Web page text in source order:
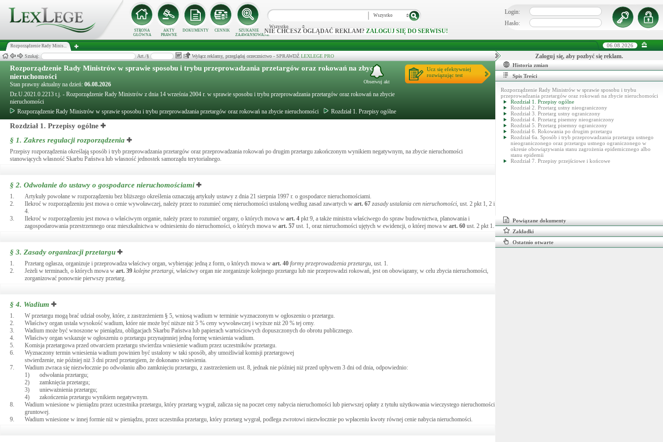
STRONA
GŁÓWNA
AKTY
PRAWNE
DOKUMENTY CENNIK
SZUKANIE
ZAAWANSOWANE
Wszystko
Wszystko
NIE CHCESZ OGLĄDAĆ REKLAM? ZALOGUJ SIĘ DO SERWISU!
Login:
Hasło:
Rozporządzenie Rady Minis... 06.08.2026
Szukaj: Art./§ Wyłącz reklamy, przeglądaj orzecznictwo - SPRAWDŹ LEXLEGE PRO
Rozporządzenie Rady Ministrów w sprawie sposobu i trybu przeprowadzania przetargów oraz rokowań na zbycie
nieruchomości
Stan prawny aktualny na dzień: 06.08.2026
Dz.U.2021.0.2213 t.j. - Rozporządzenie Rady Ministrów z dnia 14 września 2004 r. w sprawie sposobu i trybu przeprowadzania przetargów oraz rokowań na zbycie
nieruchomości
Rozporządzenie Rady Ministrów w sprawie sposobu i trybu przeprowadzania przetargów oraz rokowań na zbycie nieruchomości
Rozdział 1. Przepisy ogólne
Ucz się efektywniej
rozwiązując test
Obserwuj akt
Rozdział 1. Przepisy ogólne
§ 1. Zakres regulacji rozporządzenia
Przepisy rozporządzenia określają sposób i tryb przeprowadzania przetargów oraz przeprowadzania rokowań po drugim przetargu zakończonym wynikiem negatywnym, na zbycie nieruchomości
stanowiących własność Skarbu Państwa lub własność jednostek samorządu terytorialnego.
§ 2. Odwołanie do ustawy o gospodarce nieruchomościami
1.
Artykuły powołane w rozporządzeniu bez bliższego określenia oznaczają artykuły ustawy z dnia 21 sierpnia 1997 r. o gospodarce nieruchomościami.
2.
Ilekroć w rozporządzeniu jest mowa o cenie wywoławczej, należy przez to rozumieć cenę nieruchomości ustaloną według zasad zawartych w art. 67 zasady ustalania cen nieruchomości, ust. 2 pkt 1, 2 i
4.
3.
Ilekroć w rozporządzeniu jest mowa o właściwym organie, należy przez to rozumieć organy, o których mowa w art. 4 pkt 9, a także ministra właściwego do spraw budownictwa, planowania i
zagospodarowania przestrzennego oraz mieszkalnictwa w odniesieniu do nieruchomości, o których mowa w art. 57 ust. 1, oraz nieruchomości ujętych w ewidencji, o której mowa w art. 60 ust. 2 pkt 1.
§ 3. Zasady organizacji przetargu
1. Przetarg ogłasza, organizuje i przeprowadza właściwy organ, wybierając jedną z form, o których mowa w art. 40 formy przeprowadzenia przetargu, ust. 1.
2.
Jeżeli w terminach, o których mowa w art. 39 kolejne przetargi, właściwy organ nie zorganizuje kolejnego przetargu lub nie przeprowadzi rokowań, jest on obowiązany, w celu zbycia nieruchomości,
zorganizować ponownie pierwszy przetarg.
§ 4. Wadium
1.
W przetargu mogą brać udział osoby, które, z zastrzeżeniem § 5, wniosą wadium w terminie wyznaczonym w ogłoszeniu o przetargu.
2.
Właściwy organ ustala wysokość wadium, które nie może być niższe niż 5 % ceny wywoławczej i wyższe niż 20 % tej ceny.
3.
Wadium może być wnoszone w pieniądzu, obligacjach Skarbu Państwa lub papierach wartościowych dopuszczonych do obrotu publicznego.
4.
Właściwy organ wskazuje w ogłoszeniu o przetargu przynajmniej jedną formę wniesienia wadium.
5.
Komisja przetargowa przed otwarciem przetargu stwierdza wniesienie wadium przez uczestników przetargu.
6.
Wyznaczony termin wniesienia wadium powinien być ustalony w taki sposób, aby umożliwiał komisji przetargowej
stwierdzenie, nie później niż 3 dni przed przetargiem, że dokonano wniesienia.
7.
Wadium zwraca się niezwłocznie po odwołaniu albo zamknięciu przetargu, z zastrzeżeniem ust. 8, jednak nie później niż przed upływem 3 dni od dnia, odpowiednio:
1)
odwołania przetargu;
2)
zamknięcia przetargu;
3)
unieważnienia przetargu;
4)
zakończenia przetargu wynikiem negatywnym.
8.
Wadium wniesione w pieniądzu przez uczestnika przetargu, który przetarg wygrał, zalicza się na poczet ceny nabycia nieruchomości lub pierwszej opłaty z tytułu użytkowania wieczystego nieruchomości
gruntowej.
9.
Wadium wniesione w innej formie niż w pieniądzu, przez uczestnika przetargu, który przetarg wygrał, podlega zwrotowi niezwłocznie po wpłaceniu kwoty równej cenie nabycia nieruchomości.
Zaloguj się, aby pozbyć się reklam.
Historia zmian
Spis Treści
Rozporządzenie Rady Ministrów w sprawie sposobu i trybu
przeprowadzania przetargów oraz rokowań na zbycie nieruchomości
Rozdział 1. Przepisy ogólne
Rozdział 2. Przetarg ustny nieograniczony
Rozdział 3. Przetarg ustny ograniczony
Rozdział 4. Przetarg pisemny nieograniczony
Rozdział 5. Przetarg pisemny ograniczony
Rozdział 6. Rokowania po drugim przetargu
Rozdział 6a. Sposób i tryb przeprowadzania przetargu ustnego
nieograniczonego oraz przetargu ustnego ograniczonego w
okresie obowiązywania stanu zagrożenia epidemicznego albo
stanu epidemii
Rozdział 7. Przepisy przejściowe i końcowe
Powiązane dokumenty
Zakładki
Ostatnio otwarte